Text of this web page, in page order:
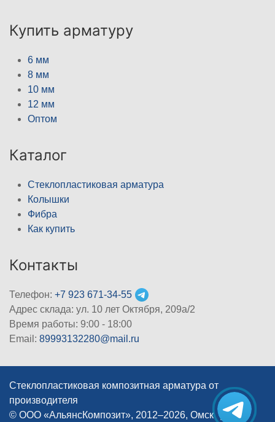
Купить арматуру
6 мм
8 мм
10 мм
12 мм
Оптом
Каталог
Стеклопластиковая арматура
Колышки
Фибра
Как купить
Контакты
Телефон: +7 923 671-34-55
Адрес склада: ул. 10 лет Октября, 209а/2
Время работы: 9:00 - 18:00
Email: 89993132280@mail.ru
Стеклопластиковая композитная арматура от
производителя
© ООО «АльянсКомпозит», 2012–2026, Омск